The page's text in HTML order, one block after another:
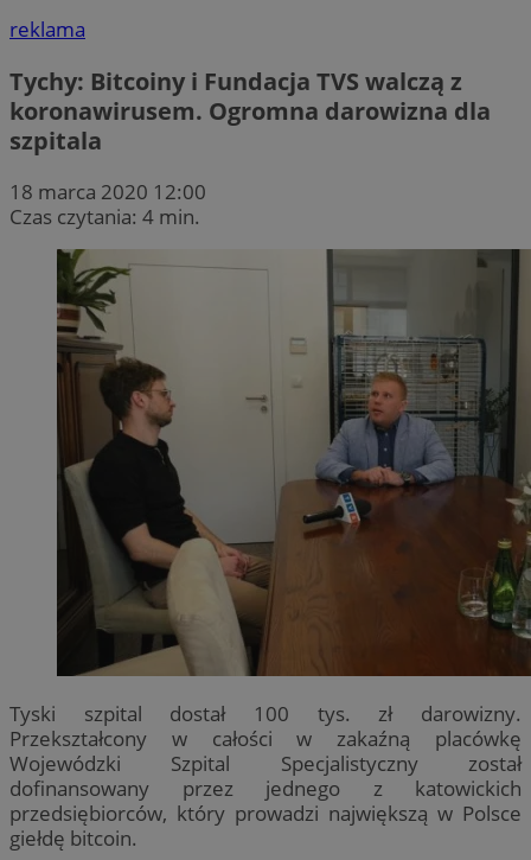
reklama
Tychy: Bitcoiny i Fundacja TVS walczą z
koronawirusem. Ogromna darowizna dla
szpitala
18 marca 2020 12:00
Czas czytania: 4 min.
Tyski szpital dostał 100 tys. zł darowizny.
Przekształcony w całości w zakaźną placówkę
Wojewódzki Szpital Specjalistyczny został
dofinansowany przez jednego z katowickich
przedsiębiorców, który prowadzi największą w Polsce
giełdę bitcoin.